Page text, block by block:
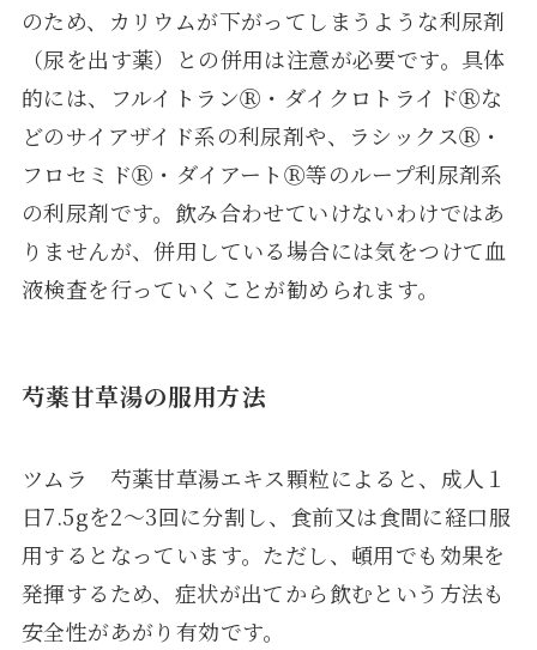
のため、カリウムが下がってしまうような利尿剤
（尿を出す薬）との併用は注意が必要です。具体
的には、フルイトランⓇ・ダイクロトライドⓇな
どのサイアザイド系の利尿剤や、ラシックスⓇ・
フロセミドⓇ・ダイアートⓇ等のループ利尿剤系
の利尿剤です。飲み合わせていけないわけではあ
りませんが、併用している場合には気をつけて血
液検査を行っていくことが勧められます。
芍薬甘草湯の服用方法
ツムラ 芍薬甘草湯エキス顆粒によると、成人１
日7.5gを2～3回に分割し、食前又は食間に経口服
用するとなっています。ただし、頓用でも効果を
発揮するため、症状が出てから飲むという方法も
安全性があがり有効です。